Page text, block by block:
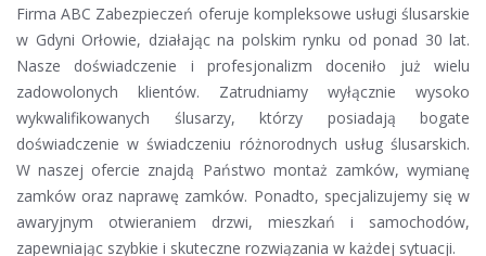
Firma ABC Zabezpieczeń oferuje kompleksowe usługi ślusarskie
w Gdyni Orłowie, działając na polskim rynku od ponad 30 lat.
Nasze doświadczenie i profesjonalizm doceniło już wielu
zadowolonych klientów. Zatrudniamy wyłącznie wysoko
wykwalifikowanych ślusarzy, którzy posiadają bogate
doświadczenie w świadczeniu różnorodnych usług ślusarskich.
W naszej ofercie znajdą Państwo montaż zamków, wymianę
zamków oraz naprawę zamków. Ponadto, specjalizujemy się w
awaryjnym otwieraniem drzwi, mieszkań i samochodów,
zapewniając szybkie i skuteczne rozwiązania w każdej sytuacji.